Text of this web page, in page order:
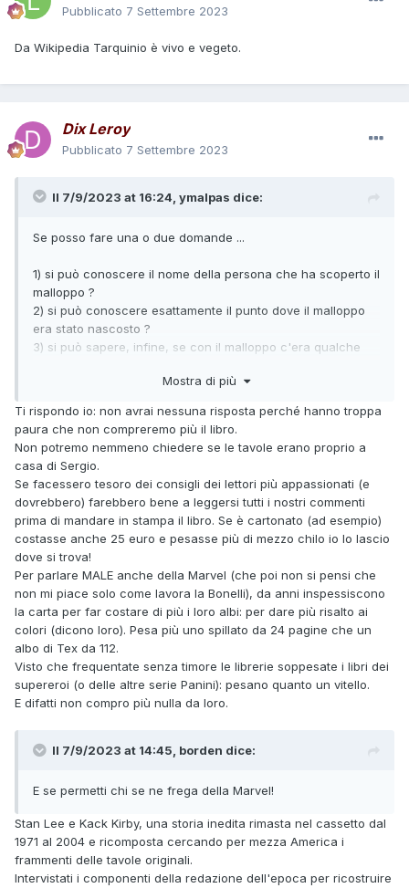
Pubblicato 7 Settembre 2023
Da Wikipedia Tarquinio è vivo e vegeto.
Dix Leroy
Pubblicato 7 Settembre 2023
Il 7/9/2023 at 16:24, ymalpas dice:
Se posso fare una o due domande ...
1) si può conoscere il nome della persona che ha scoperto il
malloppo ?
2) si può conoscere esattamente il punto dove il malloppo
era stato nascosto ?
3) si può sapere, infine, se con il malloppo c'era qualche
4) il volume conterrà qualche intervento dello stesso
spero di si)?
5) dato l'esoso prezzo di vendita il volume si presenterà
rilegato in pelle umana, con cuciture eseguite a mano, e
fregi in metallo prezioso? (scherzo, è che non trovavo la
quinta domanda intelligente)
Mostra di più
Ti rispondo io: non avrai nessuna risposta perché hanno troppa
paura che non compreremo più il libro.
Non potremo nemmeno chiedere se le tavole erano proprio a
casa di Sergio.
Se facessero tesoro dei consigli dei lettori più appassionati (e
dovrebbero) farebbero bene a leggersi tutti i nostri commenti
prima di mandare in stampa il libro. Se è cartonato (ad esempio)
costasse anche 25 euro e pesasse più di mezzo chilo io lo lascio
dove si trova!
Per parlare MALE anche della Marvel (che poi non si pensi che
non mi piace solo come lavora la Bonelli), da anni inspessiscono
la carta per far costare di più i loro albi: per dare più risalto ai
colori (dicono loro). Pesa più uno spillato da 24 pagine che un
albo di Tex da 112.
Visto che frequentate senza timore le librerie soppesate i libri dei
supereroi (o delle altre serie Panini): pesano quanto un vitello.
E difatti non compro più nulla da loro.
Il 7/9/2023 at 14:45, borden dice:
E se permetti chi se ne frega della Marvel!
Stan Lee e Kack Kirby, una storia inedita rimasta nel cassetto dal
1971 al 2004 e ricomposta cercando per mezza America i
frammenti delle tavole originali.
Intervistati i componenti della redazione dell'epoca per ricostruire